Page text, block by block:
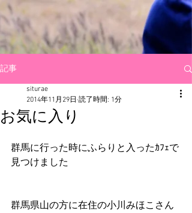
記事
お気に入り
siturae
2014年11月29日 読了時間: 1分
群馬に行った時にふらりと入ったｶﾌｪで
見つけました
群馬県山の方に在住の小川みほこさん